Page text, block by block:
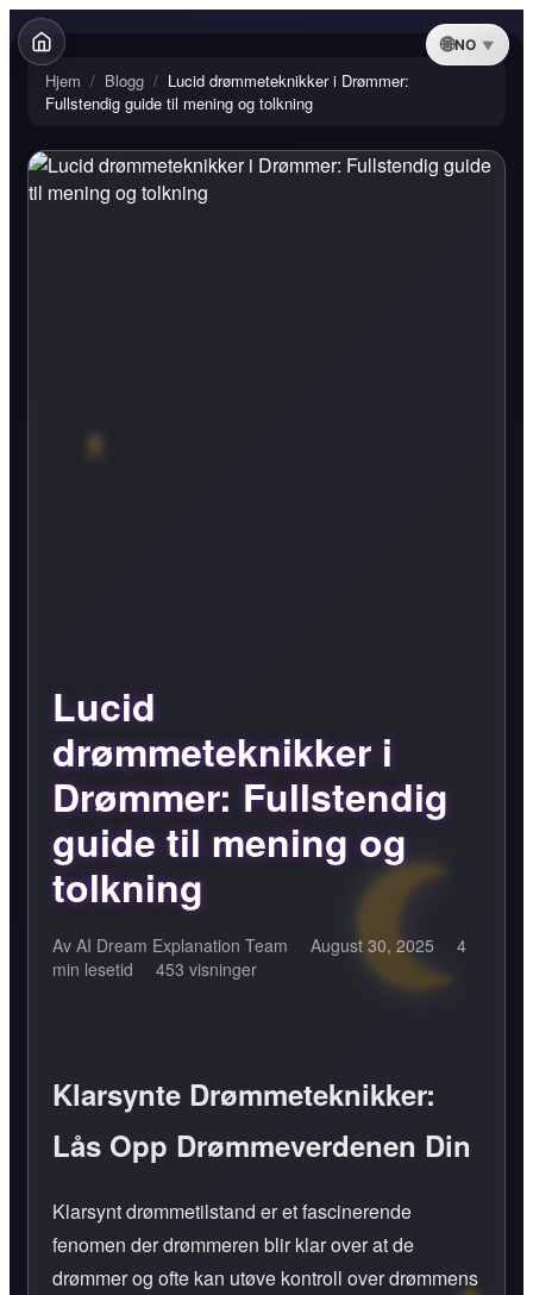
NO
Hjem / Blogg / Lucid drømmeteknikker i Drømmer:
Fullstendig guide til mening og tolkning
Lucid
drømmeteknikker i
Drømmer: Fullstendig
guide til mening og
tolkning
Av AI Dream Explanation Team August 30, 2025
4
min lesetid
453 visninger
Klarsynte Drømmeteknikker:
Lås Opp Drømmeverdenen Din
Klarsynt drømmetilstand er et fascinerende
fenomen der drømmeren blir klar over at de
drømmer og ofte kan utøve kontroll over drømmens